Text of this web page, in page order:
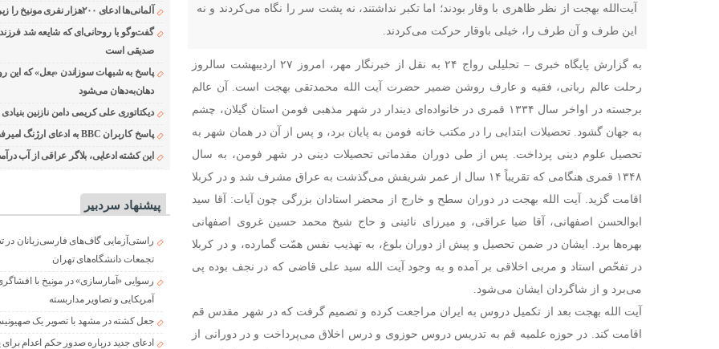
آیت‌الله بهجت از نظر ظاهری با وقار بودند؛ اما تکبر نداشتند، نه پشت سر را نگاه می‌کردند و نه
این طرف و آن طرف را، خیلی باوقار حرکت می‌کردند.
به گزارش پایگاه خبری – تحلیلی رواج ۲۴ به نقل از خبرنگار مهر، امروز ۲۷ اردیبهشت سالروز
رحلت عالم ربانی، فقیه و عارف روشن ضمیر حضرت آیت الله محمدتقی بهجت است. آن عالم
برجسته در اواخر سال ۱۳۳۴ قمری در خانواده‌ای دیندار در شهر مذهبی فومن استان گیلان، چشم
به جهان گشود. تحصیلات ابتدایی را در مکتب خانه فومن به پایان برد، و پس از آن در همان شهر به
تحصیل علوم دینی پرداخت. پس از طی دوران مقدماتی تحصیلات دینی در شهر فومن، به سال
۱۳۴۸ قمری هنگامی که تقریباً ۱۴ سال از عمر شریفش می‌گذشت به عراق مشرف شد و در کربلا
اقامت گزید. آیت الله بهجت در دوران سطح و خارج از محضر استادان بزرگی چون آیات: آقا سید
ابوالحسن اصفهانی، آقا ضیا عراقی، و میرزای نائینی و حاج شیخ محمد حسین غروی اصفهانی
بهره‌ها برد. ایشان در ضمن تحصیل و پیش از دوران بلوغ، به تهذیب نفس همّت گمارده، و در کربلا
در تفحّص استاد و مربی اخلاقی بر آمده و به وجود آیت الله سید علی قاضی که در نجف بوده پی
می‌برد و از شاگردان ایشان می‌شود.
آیت الله بهجت بعد از تکمیل دروس به ایران مراجعت کرده و تصمیم گرفت که در شهر مقدس قم
اقامت کند. در حوزه علمیه قم به تدریس دروس حوزوی و درس اخلاق می‌پرداخت و در دورانی از
آلمانی‌ها ادعای ۲۰۰هزار نفری مونیخ را زیر سوال بردند
گفت‌وگو با روحانی‌ای که شایعه شد
صدیقی است
پاسخ به شبهات سوزاندن «بعل» که این
دهان‌به‌دهان می‌شود
دیکتاتوری علی کریمی دامن نازنین
پاسخ کاربران BBC به ادعای ارژنگ امیرفضلی
این کشته ادعایی، بلاگر عراقی از آب
پیشنهاد سردبیر
راستی‌آزمایی گاف‌های فارسی‌زبانان در
تجمعات دانشگاه‌های تهران
رسوایی «آمارسازی» در مونیخ با
آمریکایی و تصاویر مداربسته
جعل کشته در مشهد با تصویر یک
ادعای جدید درباره صدور حکم اعدام